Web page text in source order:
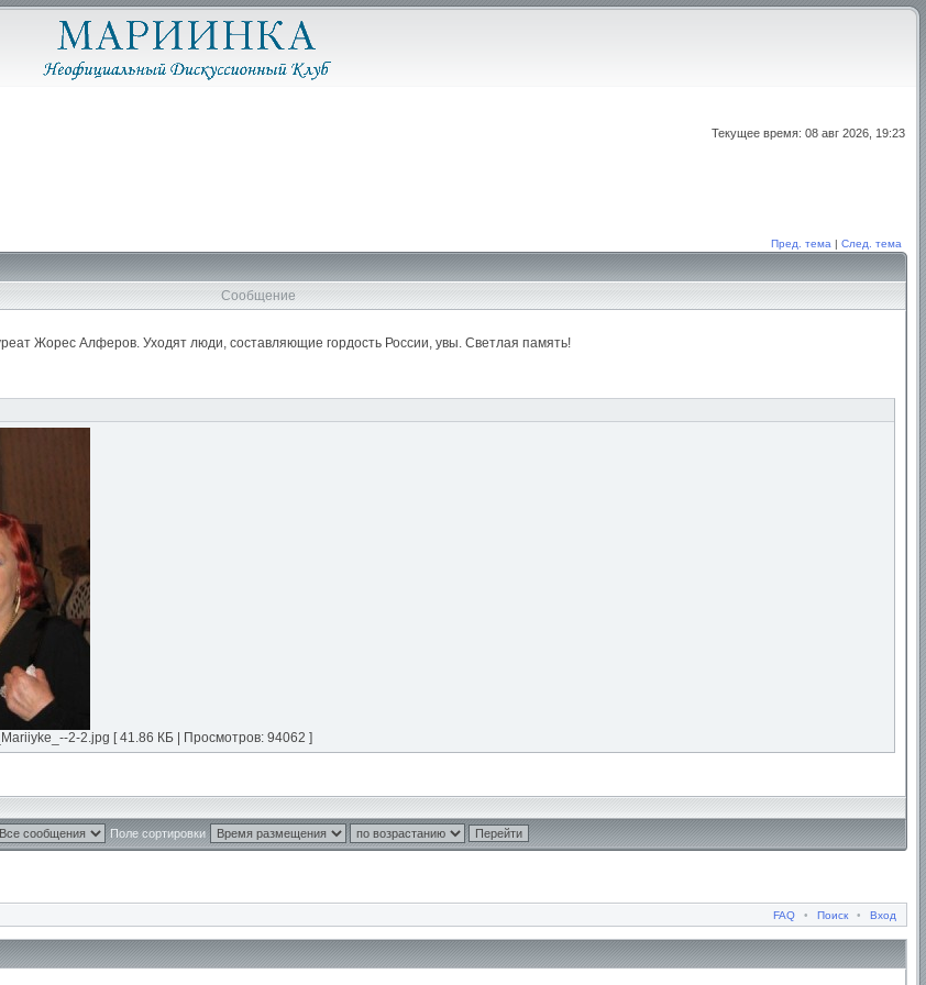
Текущее время: 08 авг 2026, 19:23
Пред. тема | След. тема
Сообщение
Жорес Алферов. Уходят люди, составляющие гордость России, увы. Светлая память!
2-2.jpg [ 41.86 КБ | Просмотров: 94062 ]
Поле сортировки
FAQ • Поиск • Вход